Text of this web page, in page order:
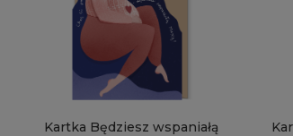
Kartka Będziesz wspaniałą